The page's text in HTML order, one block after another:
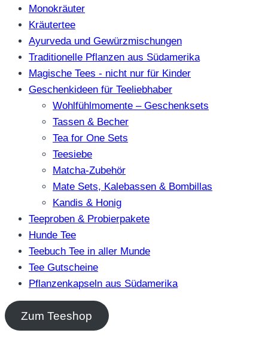
Monokräuter
Kräutertee
Ayurveda und Gewürzmischungen
Traditionelle Pflanzen aus Südamerika
Magische Tees - nicht nur für Kinder
Geschenkideen für Teeliebhaber
Wohlfühlmomente – Geschenksets
Tassen & Becher
Tea for One Sets
Teesiebe
Matcha-Zubehör
Mate Sets, Kalebassen & Bombillas
Kandis & Honig
Teeproben & Probierpakete
Hunde Tee
Teebuch Tee in aller Munde
Tee Gutscheine
Pflanzenkapseln aus Südamerika
Zum Teeshop